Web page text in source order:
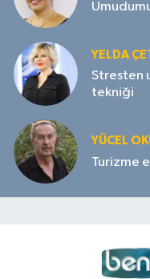
YELDA
Stresten
tekniği
YÜCEL
Turizme